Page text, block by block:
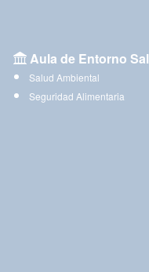
Aula de Entorno
Salud Ambiental
Seguridad Alimentaria